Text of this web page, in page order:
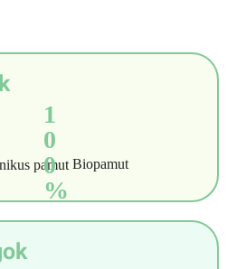
1
0
0
%
Biopamut